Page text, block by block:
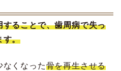
ることで、歯周病で失っ
す。
なくなった骨を再生させる